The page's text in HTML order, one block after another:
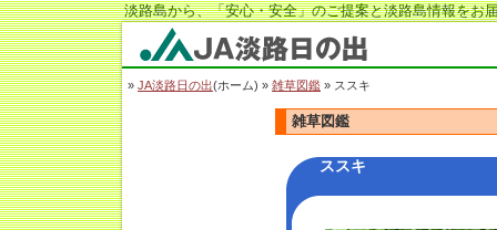
淡路島から、「安心・安全」のご提案と淡路島情報をお
JA淡路日の出
» JA淡路日の出(ホーム) » 雑草図鑑 » ススキ
雑草図鑑
ススキ